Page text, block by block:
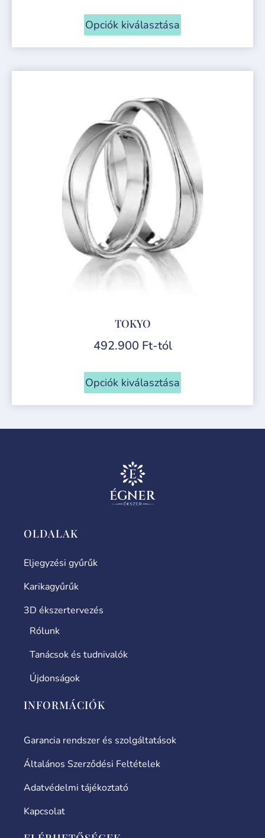
Opciók kiválasztása
TOKYO
492.900 Ft-tól
Opciók kiválasztása
OLDALAK
Eljegyzési gyűrűk
Karikagyűrűk
3D ékszertervezés
Rólunk
Tanácsok és tudnivalók
Újdonságok
INFORMÁCIÓK
Garancia rendszer és szolgáltatások
Általános Szerződési Feltételek
Adatvédelmi tájékoztató
Kapcsolat